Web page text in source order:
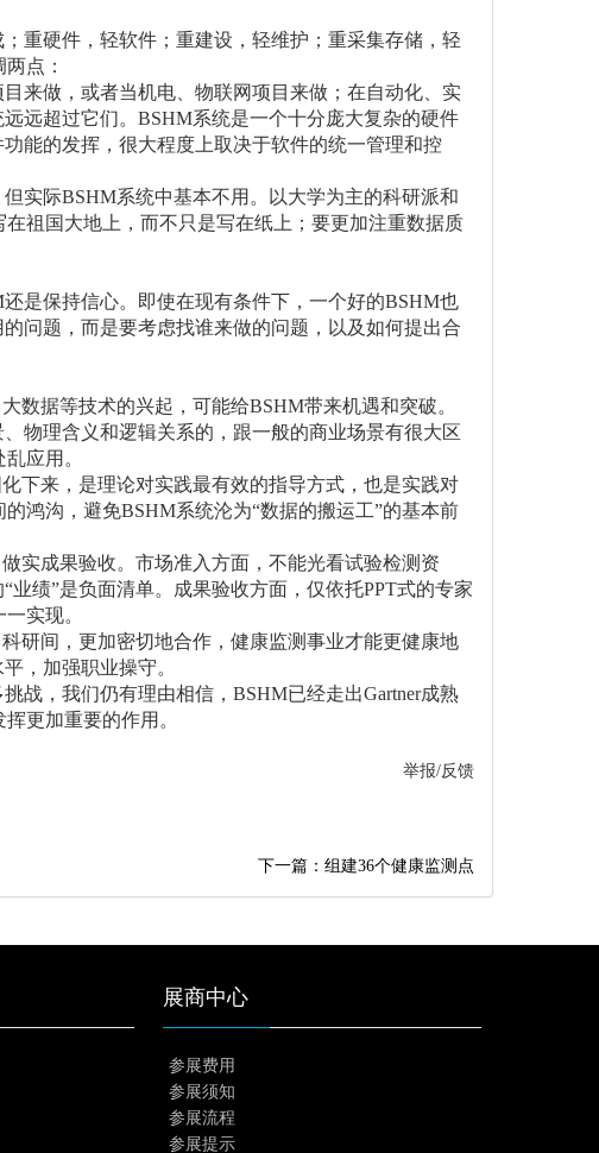
重硬件，轻软件；重建设，轻维护；重采集存储，轻
点：
来做，或者当机电、物联网项目来做；在自动化、实
远超过它们。BSHM系统是一个十分庞大复杂的硬件
能的发挥，很大程度上取决于软件的统一管理和控
实际BSHM系统中基本不用。以大学为主的科研派和
祖国大地上，而不只是写在纸上；要更加注重数据质
是保持信心。即使在现有条件下，一个好的BSHM也
问题，而是要考虑找谁来做的问题，以及如何提出合
数据等技术的兴起，可能给BSHM带来机遇和突破。
物理含义和逻辑关系的，跟一般的商业场景有很大区
应用。
下来，是理论对实践最有效的指导方式，也是实践对
鸿沟，避免BSHM系统沦为“数据的搬运工”的基本前
实成果验收。市场准入方面，不能光看试验检测资
绩”是负面清单。成果验收方面，仅依托PPT式的专家
实现。
研间，更加密切地合作，健康监测事业才能更健康地
，加强职业操守。
战，我们仍有理由相信，BSHM已经走出Gartner成熟
更加重要的作用。
举报/反馈
下一篇：组建36个健康监测点
展商中心
参展费用
参展须知
参展流程
参展提示